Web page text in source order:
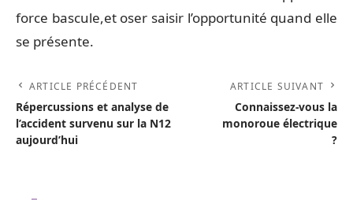
force bascule,et oser saisir l’opportunité quand elle
se présente.
ARTICLE PRÉCÉDENT
Répercussions et analyse de
l’accident survenu sur la N12
aujourd’hui
ARTICLE SUIVANT
Connaissez-vous la
monoroue électrique
?